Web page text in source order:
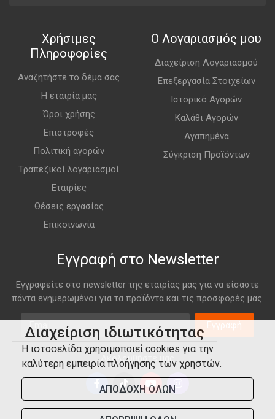
Χρήσιμες
Πληροφορίες
Αναζητήστε το δέμα σας
Η εταιρία μας
Όροι χρήσης
Επιστροφές
Πολιτική αγορών
Τραπεζικοί λογαριασμοί
Εταιρίες
Θέσεις εργασίας
Επικοινωνία
Ο Λογαριασμός μου
Διαχείριση Λογαριασμού
Επεξεργασία Στοιχείων
Ιστορικό Αγορών
Καλάθι Αγορών
Αγαπημένα
Σύγκριση Προϊόντων
Εγγραφή στο Newsletter
Εγγραφείτε στο newsletter της εταιρίας μας για να είσαστε
πάντα ενημερωμένοι για τα προϊόντα και τις προσφορές μας.
Email
Εγγραφή
Ακολουθήστε μας
Διαχείριση ιδιωτικότητας
Η ιστοσελίδα χρησιμοποιεί cookies για την
καλύτερη εμπειρία πλοήγησης των χρηστών.
ΑΠΟΔΟΧΗ ΟΛΩΝ